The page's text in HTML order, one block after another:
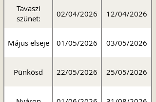
Tavaszi
szünet:
02/04/2026 12/04/2026
Május elseje 01/05/2026 03/05/2026
Pünkösd 22/05/2026 25/05/2026